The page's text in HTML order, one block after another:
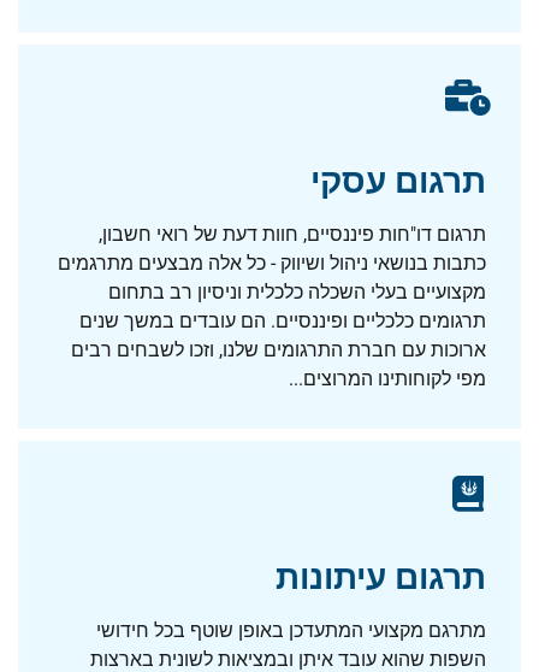
תרגום עסקי
תרגום דו"חות פיננסיים, חוות דעת של רואי חשבון,
כתבות בנושאי ניהול ושיווק - כל אלה מבצעים מתרגמים
מקצועיים בעלי השכלה כלכלית וניסיון רב בתחום
תרגומים כלכליים ופיננסיים. הם עובדים במשך שנים
ארוכות עם חברת התרגומים שלנו, וזכו לשבחים רבים
מפי לקוחותינו המרוצים...
תרגום עיתונות
מתרגם מקצועי המתעדכן באופן שוטף בכל חידושי
השפות שהוא עובד איתן ובמציאות לשונית בארצות